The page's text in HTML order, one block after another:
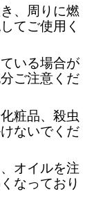
、周りに燃
てご使用く
いる場合が
ご注意くだ
粧品、殺虫
ないでくだ
オイルを注
なっており